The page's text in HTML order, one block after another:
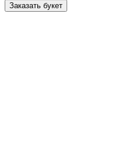
Заказать букет